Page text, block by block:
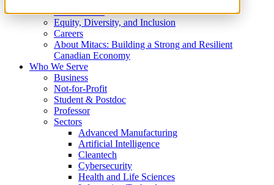
What We Do
Equity, Diversity, and Inclusion
Careers
About Mitacs: Building a Strong and Resilient
Canadian Economy
Who We Serve
Business
Not-for-Profit
Student & Postdoc
Professor
Sectors
Advanced Manufacturing
Artificial Intelligence
Cleantech
Cybersecurity
Health and Life Sciences